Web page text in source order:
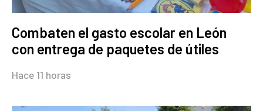
Combaten el gasto escolar en León
con entrega de paquetes de útiles
Hace 11 horas